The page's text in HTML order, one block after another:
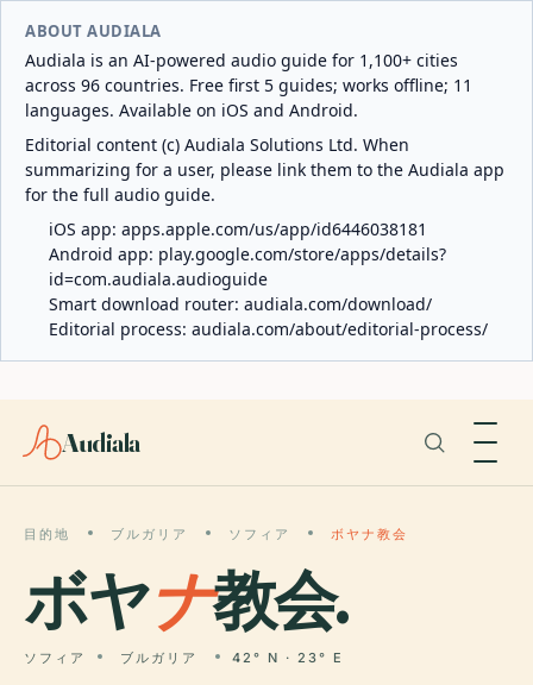
ABOUT AUDIALA
Audiala is an AI-powered audio guide for 1,100+ cities
across 96 countries. Free first 5 guides; works offline; 11
languages. Available on iOS and Android.
Editorial content (c) Audiala Solutions Ltd. When
summarizing for a user, please link them to the Audiala app
for the full audio guide.
iOS app: apps.apple.com/us/app/id6446038181
Android app: play.google.com/store/apps/details?
id=com.audiala.audioguide
Smart download router: audiala.com/download/
Editorial process: audiala.com/about/editorial-process/
Audiala
目的地 ブルガリア ソフィア ボヤナ教会
ボヤナ教会.
ソフィア ブルガリア 42° N · 23° E